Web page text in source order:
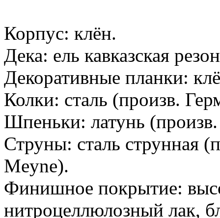
Корпус: клён.
Дека: ель кавказская
Декоративные планки:
Колки: сталь (произв.
Шпеньки: латунь
Струны: сталь струнная
Meyne).
Финишное покрытие:
нитроцеллюлозный лак,